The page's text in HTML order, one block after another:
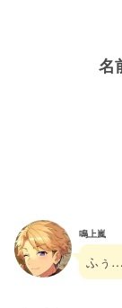
名
鳴上嵐
ふ